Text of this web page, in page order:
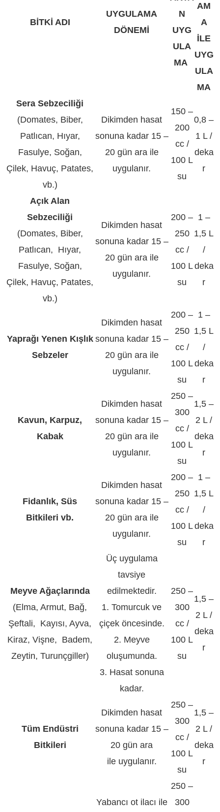
BİTKİ ADI
UYGULAMA
DÖNEMİ
N
UYG
ULA
MA
AM
A
İLE
UYG
ULA
MA
Sera Sebzeciliği
(Domates, Biber,
Patlıcan, Hıyar,
Fasulye, Soğan,
Çilek, Havuç, Patates,
vb.)
Dikimden hasat
sonuna kadar 15 –
20 gün ara ile
uygulanır.
150 –
200
cc /
100 L
su
0,8 –
1 L /
deka
r
Açık Alan
Sebzeciliği
(Domates, Biber,
Patlıcan, Hıyar,
Fasulye, Soğan,
Çilek, Havuç, Patates,
vb.)
Dikimden hasat
sonuna kadar 15 –
20 gün ara ile
uygulanır.
200 –
250
cc /
100 L
su
1 –
1,5 L
/
deka
r
Yaprağı Yenen Kışlık
Sebzeler
Dikimden hasat
sonuna kadar 15 –
20 gün ara ile
uygulanır.
200 –
250
cc /
100 L
su
1 –
1,5 L
/
deka
r
Kavun, Karpuz,
Kabak
Dikimden hasat
sonuna kadar 15 –
20 gün ara ile
uygulanır.
250 –
300
cc /
100 L
su
1,5 –
2 L /
deka
r
Fidanlık, Süs
Bitkileri vb.
Dikimden hasat
sonuna kadar 15 –
20 gün ara ile
uygulanır.
200 –
250
cc /
100 L
su
1 –
1,5 L
/
deka
r
Meyve Ağaçlarında
(Elma, Armut, Bağ,
Şeftali, Kayısı, Ayva,
Kiraz, Vişne, Badem,
Zeytin, Turunçgiller)
Üç uygulama
tavsiye
edilmektedir.
1. Tomurcuk ve
çiçek öncesinde.
2. Meyve
oluşumunda.
3. Hasat sonuna
kadar.
250 –
300
cc /
100 L
su
1,5 –
2 L /
deka
r
Tüm Endüstri
Bitkileri
Dikimden hasat
sonuna kadar 15 –
20 gün ara
ile uygulanır.
250 –
300
cc /
100 L
su
1,5 –
2 L /
deka
r
Yabancı ot ilacı ile
250 –
300